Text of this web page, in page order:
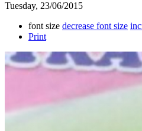
Tuesday, 23/06/2015
font size decrease font size
Print